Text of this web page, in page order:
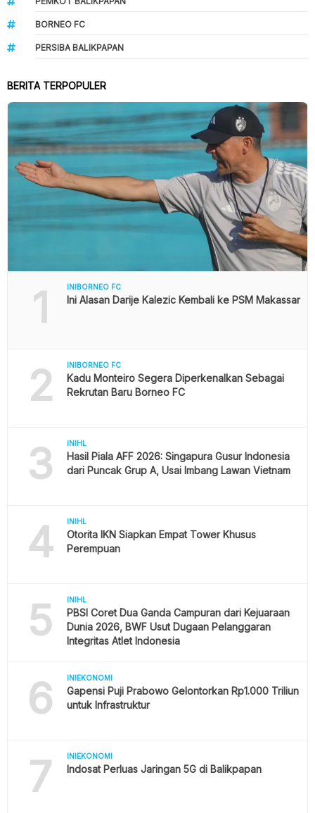
BORNEO FC
PERSIBA BALIKPAPAN
BERITA TERPOPULER
1 INIBORNEO FC
Ini Alasan Darije Kalezic Kembali ke PSM Makassar
2 INIBORNEO FC
Kadu Monteiro Segera Diperkenalkan Sebagai
Rekrutan Baru Borneo FC
3 INIHL
Hasil Piala AFF 2026: Singapura Gusur Indonesia
dari Puncak Grup A, Usai Imbang Lawan Vietnam
4 INIHL
Otorita IKN Siapkan Empat Tower Khusus
Perempuan
5 INIHL
PBSI Coret Dua Ganda Campuran dari Kejuaraan
Dunia 2026, BWF Usut Dugaan Pelanggaran
Integritas Atlet Indonesia
6 INIEKONOMI
Gapensi Puji Prabowo Gelontorkan Rp1.000 Triliun
untuk Infrastruktur
7 INIEKONOMI
Indosat Perluas Jaringan 5G di Balikpapan